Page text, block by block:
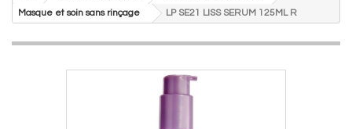
Masque et soin sans rinçage
LP SE21 LISS SERUM 125ML R